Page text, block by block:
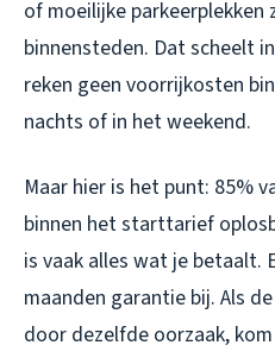
of moeilijke parkeerplekken
binnensteden. Dat scheelt
reken geen voorrijkosten
nachts of in het weekend.
Maar hier is het punt: 85%
binnen het starttarief
is vaak alles wat je betaalt.
maanden garantie bij. Als
door dezelfde oorzaak,